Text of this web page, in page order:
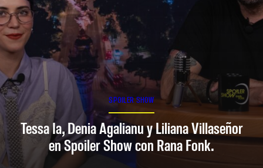
SPOILER SHOW
Tessa Ia, Denia Agalianu y Liliana Villaseñor
en Spoiler Show con Rana Fonk.